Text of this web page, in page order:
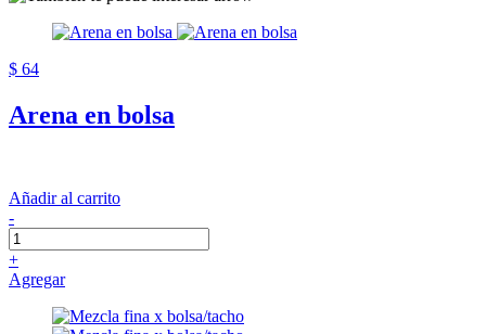
$ 64
Arena en bolsa
Añadir al carrito
-
+
Agregar